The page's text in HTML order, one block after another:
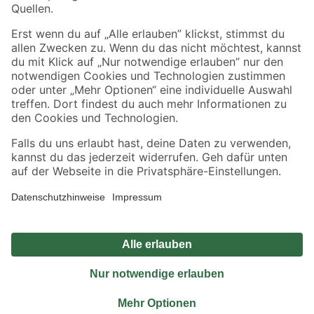
Sicher einkaufen
Jetzt die toom-App herunterladen
Alle Preisangaben in EUR inkl. gesetzl. MwSt.. Die dargestellten Angebote sind unter
Umständen nicht in allen Märkten verfügbar. Die angegebenen Verfügbarkeiten beziehen
Produkte nur solange der Vorrat reicht.
*Paketversand ab 59 € versandkostenfrei, gilt nicht für Artikel mit Speditionsversand, hier
Privatsphäre Impressum
Nutzungsbedingungen
Widerrufsrecht
Vertrag widerrufen
© 2026 toom Baumarkt GmbH